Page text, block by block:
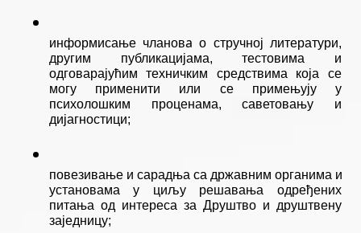
информисање члановa о стручној литератури,
другим публикацијама, тестовима и
одговарајућим техничким средствима која се
могу применити или се примењују у
психолошким проценама, саветовању и
дијагностици;
повезивање и сарадња са државним органима и
установама у циљу решавања одређених
питања од интереса за Друштво и друштвену
заједницу;